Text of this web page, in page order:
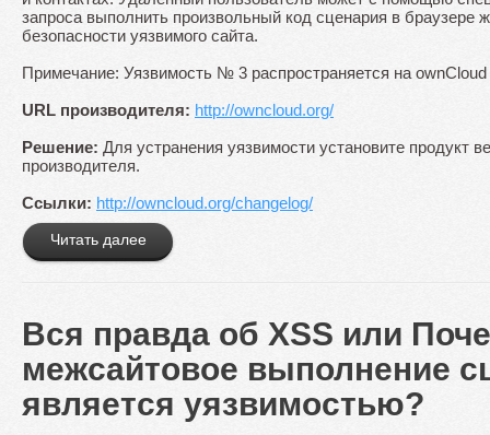
запроса выполнить произвольный код сценария в браузере
безопасности уязвимого сайта.
Примечание: Уязвимость № 3 распространяется на
URL производителя: http://owncloud.org/
Решение: Для устранения уязвимости установите продукт
производителя.
Ссылки: http://owncloud.org/changelog/
Читать далее
Вся правда об XSS или
межсайтовое выполнение
является уязвимостью?